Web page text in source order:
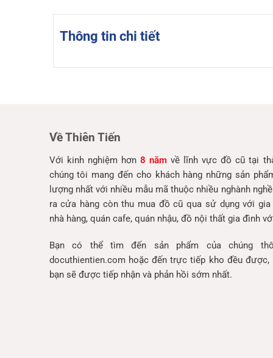
Thông tin chi tiết
Về Thiên Tiến
Với kinh nghiệm hơn 8 nămvề lĩnh vực đồ cũ tại
chúng tôi mang đến cho khách hàng những sản
lượng nhất với nhiều mẫu mã thuộc nhiều nghành
ra cửa hàng còn thu mua đồ cũ qua sử dụng với gia
nhà hàng, quán cafe, quán nhậu, đồ nội thất gia đình
Bạn có thể tìm đến sản phẩm của chúng
docuthientien.com hoặc đến trực tiếp kho đều
bạn sẽ được tiếp nhận và phản hồi sớm nhất.